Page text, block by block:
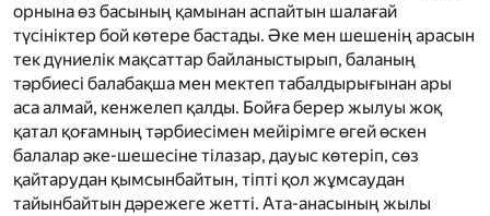
орнына өз басының қамынан аспайтын шалағай
түсініктер бой көтере бастады. Әке мен шешенің арасын
тек дүниелік мақсаттар байланыстырып, баланың
тәрбиесі балабақша мен мектеп табалдырығынан ары
аса алмай, кенжелеп қалды. Бойға берер жылуы жоқ
қатал қоғамның тәрбиесімен мейірімге өгей өскен
балалар әке-шешесіне тілазар, дауыс көтеріп, сөз
қайтарудан қымсынбайтын, тіпті қол жұмсаудан
тайынбайтын дәрежеге жетті. Ата-анасының жылы